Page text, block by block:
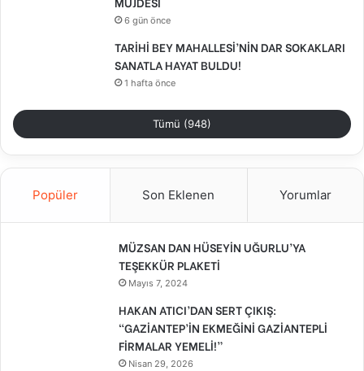
6 gün önce
TARİHİ BEY MAHALLESİ’NİN DAR SOKAKLARI
SANATLA HAYAT BULDU!
1 hafta önce
Tümü (948)
Popüler Son Eklenen Yorumlar
MÜZSAN DAN HÜSEYİN UĞURLU’YA
TEŞEKKÜR PLAKETİ
Mayıs 7, 2024
HAKAN ATICI’DAN SERT ÇIKIŞ:
“GAZİANTEP’İN EKMEĞİNİ GAZİANTEPLİ
FİRMALAR YEMELİ!”
Nisan 29, 2026